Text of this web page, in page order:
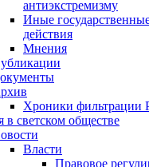
антиэкстремизму
Иные
действия
Мнения
Хроники фильтрации
в светском обществе
Власти
Правовое